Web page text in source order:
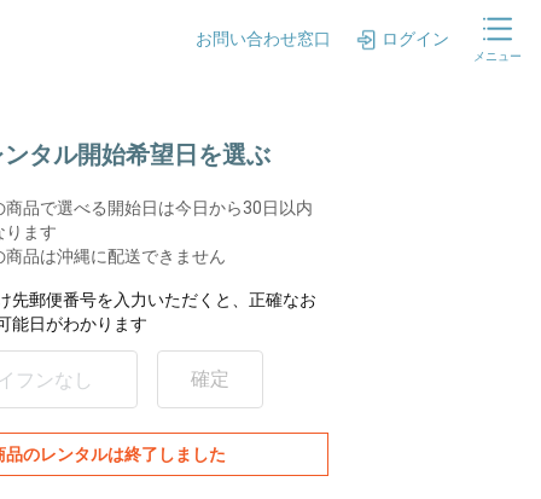
お問い合わせ窓口 ログイン
メニュー
ンタル開始希望日を選ぶ
商品で選べる開始日は今日から30日以内
ります
商品は沖縄に配送できません
先郵便番号を入力いただくと、正確なお
能日がわかります
確定
品のレンタルは終了しました